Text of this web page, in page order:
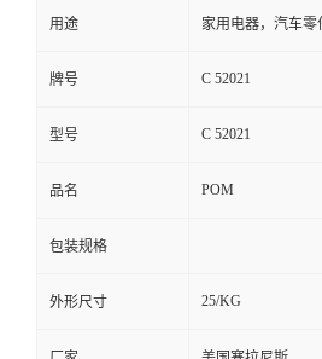
用途 家用电器，汽车零
牌号 C 52021
型号 C 52021
品名 POM
包装规格
外形尺寸 25/KG